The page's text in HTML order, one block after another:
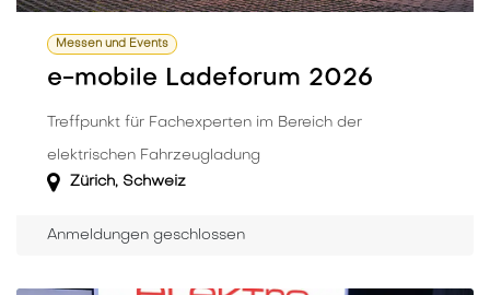
Messen und Events
e-mobile Ladeforum 2026
Treffpunkt für Fachexperten im Bereich der
elektrischen Fahrzeugladung
Zürich, Schweiz
Anmeldungen geschlossen